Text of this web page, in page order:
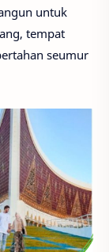
untuk
tempat
seumur